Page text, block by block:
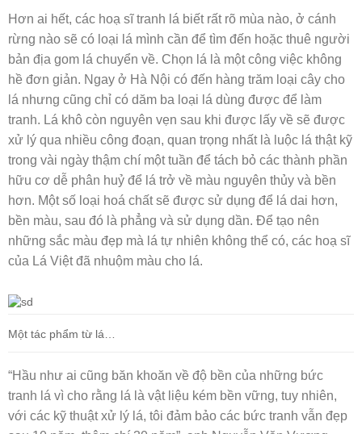
Hơn ai hết, các hoạ sĩ tranh lá biết rất rõ mùa nào, ở cánh
rừng nào sẽ có loại lá mình cần để tìm đến hoặc thuê người
bản địa gom lá chuyển về. Chọn lá là một công việc không
hề đơn giản. Ngay ở Hà Nội có đến hàng trăm loại cây cho
lá nhưng cũng chỉ có dăm ba loại lá dùng được để làm
tranh. Lá khô còn nguyên vẹn sau khi được lấy về sẽ được
xử lý qua nhiều công đoạn, quan trọng nhất là luộc lá thật kỹ
trong vài ngày thậm chí một tuần để tách bỏ các thành phần
hữu cơ dễ phân huỷ để lá trở về màu nguyên thủy và bền
hơn. Một số loại hoá chất sẽ được sử dụng để lá dai hơn,
bền màu, sau đó là phẳng và sử dụng dần. Để tạo nên
những sắc màu đẹp mà lá tự nhiên không thể có, các hoạ sĩ
của Lá Việt đã nhuộm màu cho lá.
Một tác phẩm từ lá…
“Hầu như ai cũng băn khoăn về độ bền của những bức
tranh lá vì cho rằng lá là vật liệu kém bền vững, tuy nhiên,
với các kỹ thuật xử lý lá, tôi đảm bảo các bức tranh vẫn đẹp